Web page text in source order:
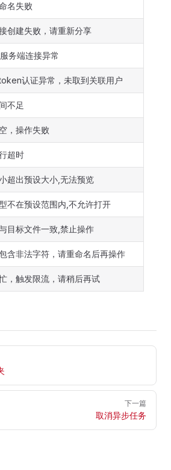
名失败
创建失败，请重新分享
务端连接异常
认证异常，未取到关联用户
不足
，操作失败
超时
超出预设大小,无法预览
不在预设范围内,不允许打开
目标文件一致,禁止操作
含非法字符，请重命名后再操作
，触发限流，请稍后再试
下一篇
取消异步任务